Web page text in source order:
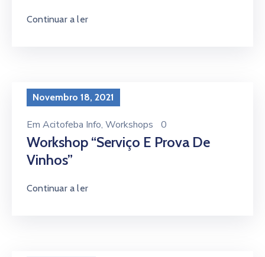
Continuar a ler
Novembro 18, 2021
Em Acitofeba Info‚ Workshops 0
Workshop “Serviço E Prova De
Vinhos”
Continuar a ler